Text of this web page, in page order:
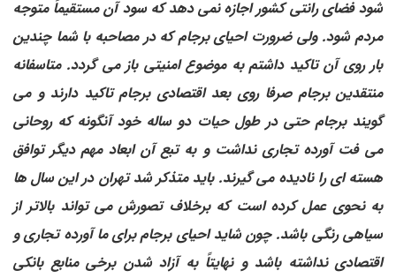
شود فضای رانتی کشور اجازه نمی دهد که سود آن مستقیماً متوجه
مردم شود. ولی ضرورت احیای برجام که در مصاحبه با شما چندین
بار روی آن تاکید داشتم به موضوع امنیتی باز می گردد. متاسفانه
منتقدین برجام صرفا روی بعد اقتصادی برجام تاکید دارند و می
گویند برجام حتی در طول حیات دو ساله خود آنگونه که روحانی
می فت آورده تجاری نداشت و به تبع آن ابعاد مهم دیگر توافق
هسته ای را نادیده می گیرند. باید متذکر شد تهران در این سال ها
به نحوی عمل کرده است که برخلاف تصورش می تواند بالاتر از
سیاهی رنگی باشد. چون شاید احیای برجام برای ما آورده تجاری و
اقتصادی نداشته باشد و نهایتاً به آزاد شدن برخی منابع بانکی